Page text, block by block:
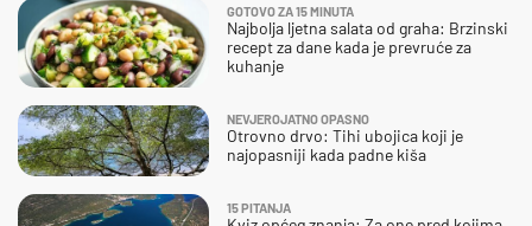
GOTOVO ZA 15 MINUTA
Najbolja ljetna salata od graha: Brzinski
recept za dane kada je prevruće za
kuhanje
NEVJEROJATNO OPASNO
Otrovno drvo: Tihi ubojica koji je
najopasniji kada padne kiša
15 PITANJA